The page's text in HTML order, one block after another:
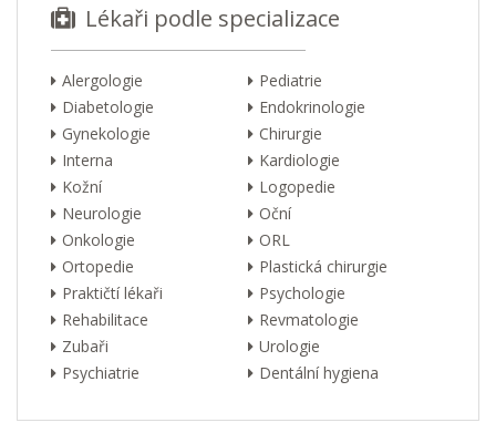
Lékaři podle specializace
Alergologie
Pediatrie
Diabetologie
Endokrinologie
Gynekologie
Chirurgie
Interna
Kardiologie
Kožní
Logopedie
Neurologie
Oční
Onkologie
ORL
Ortopedie
Plastická chirurgie
Praktičtí lékaři
Psychologie
Rehabilitace
Revmatologie
Zubaři
Urologie
Psychiatrie
Dentální hygiena